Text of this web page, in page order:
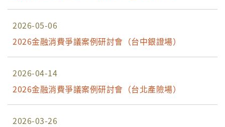
2026-05-06
2026金融消費爭議案例研討會（台中銀證場）
2026-04-14
2026金融消費爭議案例研討會（台北產險場）
2026-03-26